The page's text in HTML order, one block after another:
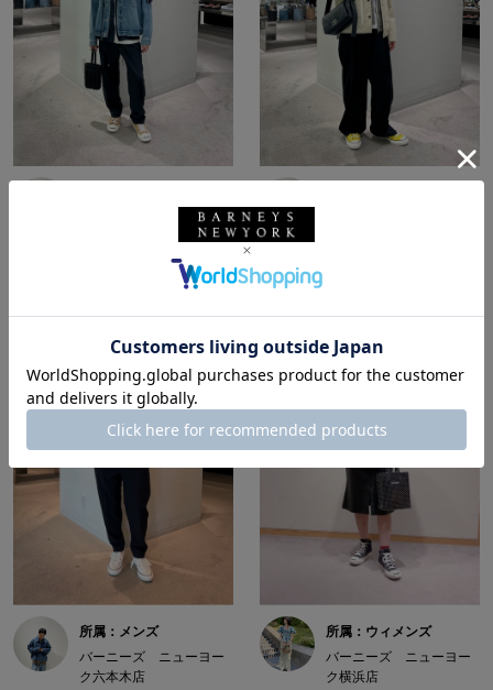
バーニーズ ニューヨー
ホッシー☆ / 174cm
所属：メンズ
バーニーズ ニューヨー
ク六本木店
所属：ウィメンズ
バーニーズ ニューヨー
ク横浜店